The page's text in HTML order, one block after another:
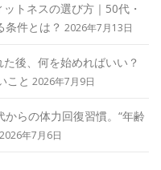
トネスの選び方｜50代・
件とは？ 2026年7月13日
後、何を始めればいい？
こと 2026年7月9日
らの体力回復習慣。“年齢
2026年7月6日